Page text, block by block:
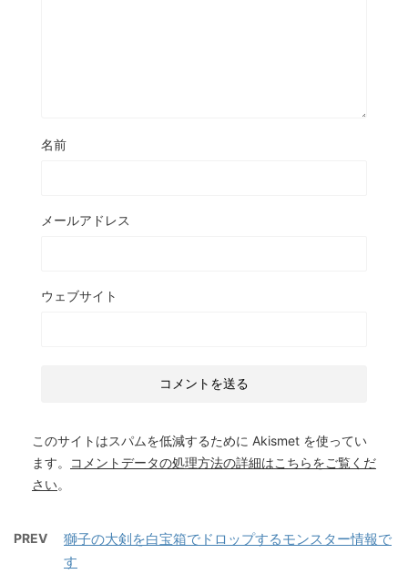
名前
メールアドレス
ウェブサイト
このサイトはスパムを低減するために Akismet を使ってい
ます。
コメントデータの処理方法の詳細はこちらをご覧くだ
さい。
PREV
獅子の大剣を白宝箱でドロップするモンスター情報で
す